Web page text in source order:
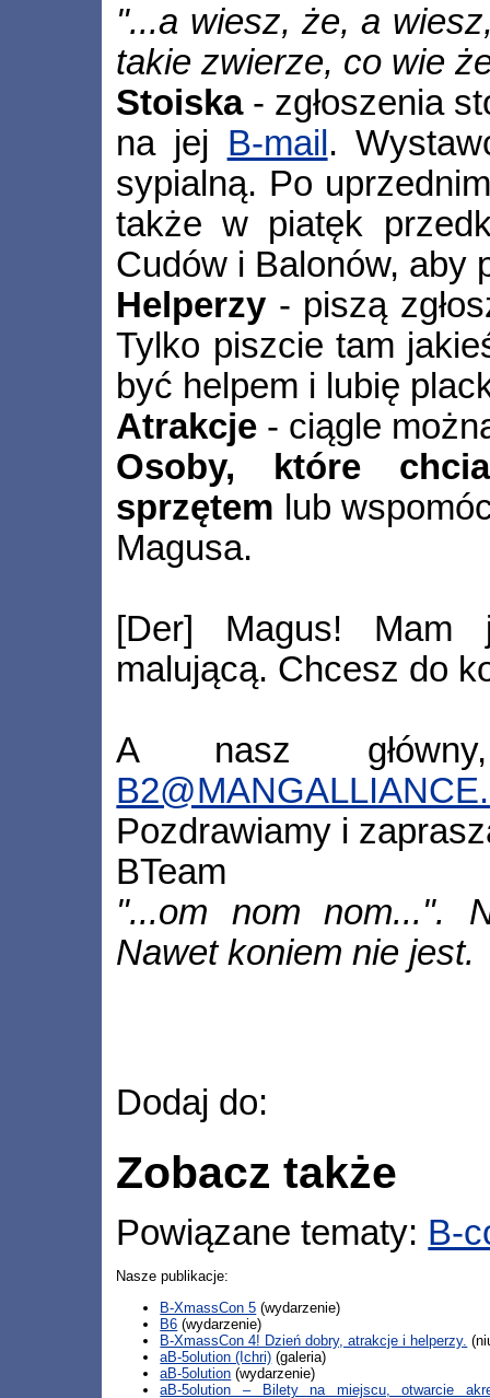
"...a wiesz, że, a
takie zwierze, co wie
Stoiska- zgłoszenia
na jej B-mail .
sypialną. Po
także w piatęk
Cudów i Balonów, aby
Helperzy - piszą
Tylko piszcie tam
być helpem i lubię
Atrakcje - ciągle
Osoby, które
sprzętem lub
Magusa.
[Der] Magus! Mam
malującą. Chcesz do
A nasz
Pozdrawiamy i
BTeam
"...om nom nom...".
Nawet koniem nie jest.
Dodaj do:
Zobacz także
Powiązane tematy: B-
Nasze publikacje:
B-XmassCon 5 (wydarzenie)
B6 (wydarzenie)
B-XmassCon 4! Dzień dobry, atrakcje i helperzy.
aB-5olution (Ichri) (galeria)
aB-5olution (wydarzenie)
aB-5olution – Bilety na miejscu, otwarcie